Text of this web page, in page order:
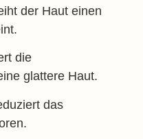
der Haut einen
die
glattere Haut.
das